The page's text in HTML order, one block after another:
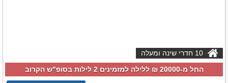
החל מ-‏20000 ₪ ללילה למזמינים 2 לילות בסופ"ש הקרוב